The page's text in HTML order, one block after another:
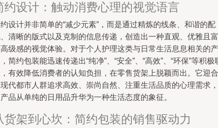
约设计：触动消费心理的视觉语言
设计并非简单的“减少元素”，而是通过精炼的线条、和谐的配
清晰的版式以及克制的信息传递，创造出一种直观、优雅且富
级感的视觉体验。对于个人护理这类与日常生活息息相关的产
简约包装能迅速传递出“纯净”、“安全”、“高效”、“环保”等积极
有效降低消费者的认知负担，在零售货架上脱颖而出。它迎合
代都市人群追求高效、崇尚自然、注重生活品质的心理需求，
品从单纯的日用品升华为一种生活态度的象征。
货架到心坎：简约包装的销售驱动力